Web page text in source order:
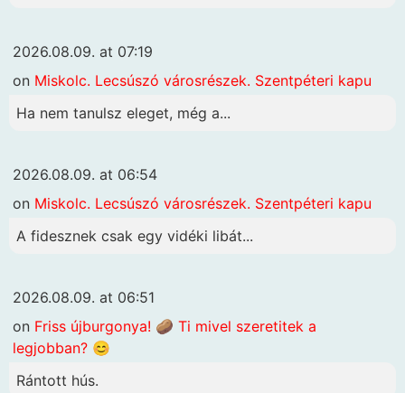
2026.08.09. at 07:19
on Miskolc. Lecsúszó városrészek. Szentpéteri kapu
Ha nem tanulsz eleget, még a...
2026.08.09. at 06:54
on Miskolc. Lecsúszó városrészek. Szentpéteri kapu
A fidesznek csak egy vidéki libát...
2026.08.09. at 06:51
on Friss újburgonya! 🥔 Ti mivel szeretitek a
legjobban? 😊
Rántott hús.